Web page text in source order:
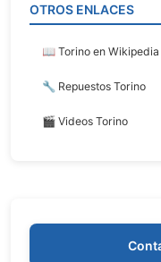
OTROS ENLACES
📖 Torino en Wikipedia
🔧 Repuestos Torino
🎬 Videos Torino